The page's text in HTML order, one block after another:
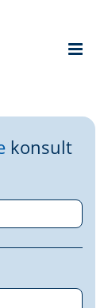
konsult